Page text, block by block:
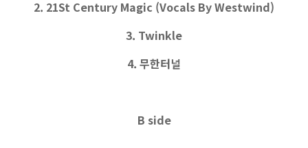
2. 21St Century Magic (Vocals By Westwind)
3. Twinkle
4. 무한터널
B side